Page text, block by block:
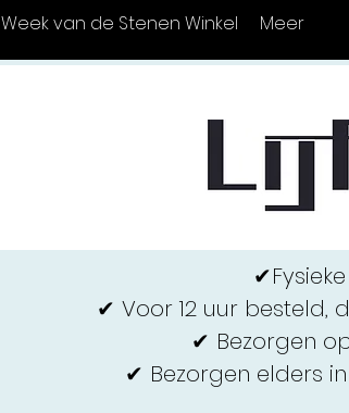
Week van de Stenen Winkel Meer
✔ Voor 12 uur besteld,
✔ Bezorgen
✔ Bezorgen elders